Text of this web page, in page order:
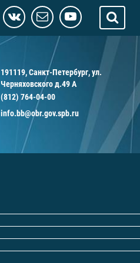
191119, Санкт-Петербург, ул.
Черняховского д.49 А
(812) 764-04-00
info.bb@obr.gov.spb.ru